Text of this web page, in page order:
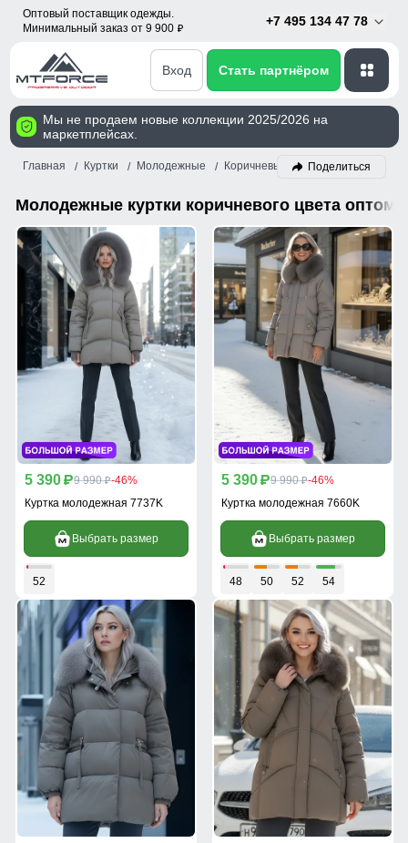
Оптовый поставщик одежды.
Минимальный заказ от 9 900 p
+7 495 134 47 78
Вход Стать партнёром
Мы не продаем новые коллекции 2025/2026 на
маркетплейсах.
Главная Куртки Молодежные Коричневый Поделиться
Молодежные куртки коричневого цвета оптом
5 390 p9 990 p-46%
Куртка молодежная 7737K
Выбрать размер
52
5 390 p9 990 p-46%
Куртка молодежная 7660K
Выбрать размер
48 50 52 54